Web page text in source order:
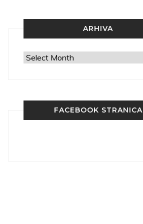
ARHIVA
Arhiva
FACEBOOK STRANICA